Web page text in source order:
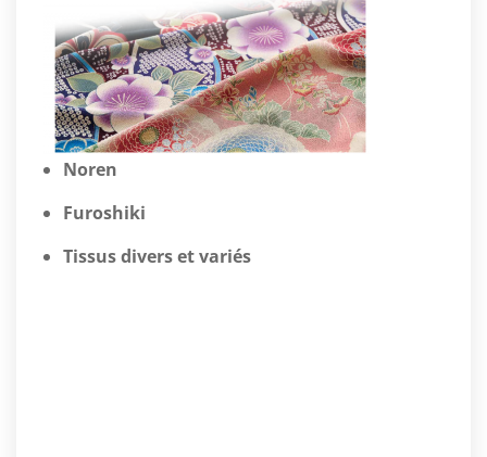
Noren
Furoshiki
Tissus divers et variés